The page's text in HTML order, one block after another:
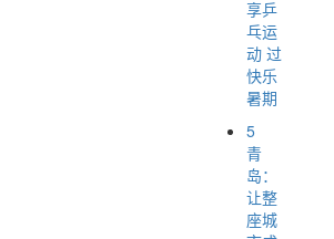
享乒
乓运
动 过
快乐
暑期
5
青
岛：
让整
座城